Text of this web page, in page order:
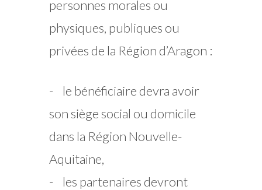
personnes morales ou
physiques, publiques ou
privées de la Région d’Aragon :
- le bénéficiaire devra avoir
son siège social ou domicile
dans la Région Nouvelle-
Aquitaine,
- les partenaires devront